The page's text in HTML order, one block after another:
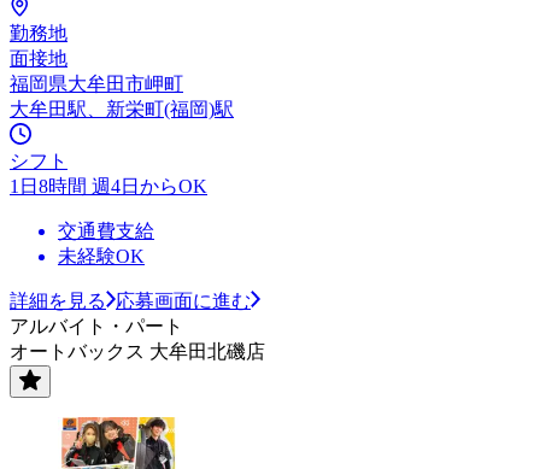
勤務地
面接地
福岡県大牟田市岬町
大牟田駅、新栄町(福岡)駅
シフト
1日8時間 週4日からOK
交通費支給
未経験OK
詳細を見る
応募画面に進む
アルバイト・パート
オートバックス 大牟田北磯店